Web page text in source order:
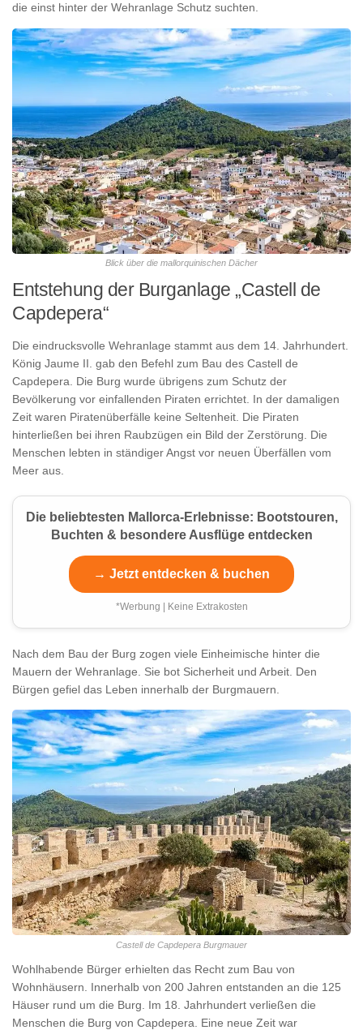
die einst hinter der Wehranlage Schutz suchten.
Blick über die mallorquinischen Dächer
Entstehung der Burganlage „Castell de
Capdepera“
Die eindrucksvolle Wehranlage stammt aus dem 14. Jahrhundert.
König Jaume II. gab den Befehl zum Bau des Castell de
Capdepera. Die Burg wurde übrigens zum Schutz der
Bevölkerung vor einfallenden Piraten errichtet. In der damaligen
Zeit waren Piratenüberfälle keine Seltenheit. Die Piraten
hinterließen bei ihren Raubzügen ein Bild der Zerstörung. Die
Menschen lebten in ständiger Angst vor neuen Überfällen vom
Meer aus.
Die beliebtesten Mallorca-Erlebnisse: Bootstouren,
Buchten & besondere Ausflüge entdecken
→ Jetzt entdecken & buchen
*Werbung | Keine Extrakosten
Nach dem Bau der Burg zogen viele Einheimische hinter die
Mauern der Wehranlage. Sie bot Sicherheit und Arbeit. Den
Bürgen gefiel das Leben innerhalb der Burgmauern.
Castell de Capdepera Burgmauer
Wohlhabende Bürger erhielten das Recht zum Bau von
Wohnhäusern. Innerhalb von 200 Jahren entstanden an die 125
Häuser rund um die Burg. Im 18. Jahrhundert verließen die
Menschen die Burg von Capdepera. Eine neue Zeit war